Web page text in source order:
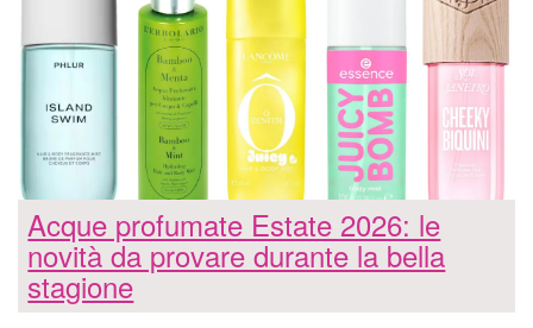
Acque profumate Estate 2026: le
novità da provare durante la bella
stagione